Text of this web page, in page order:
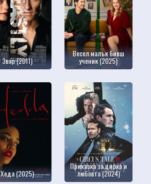
Звяр (2011)
Весел малък бивш
ученик (2025)
Хеда (2025)
Приказка за цирка и
любовта (2024)